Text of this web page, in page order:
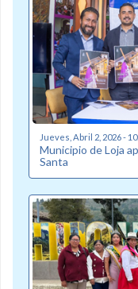
Jueves, Abril 2, 2026 -
Municipio de Loja
Santa